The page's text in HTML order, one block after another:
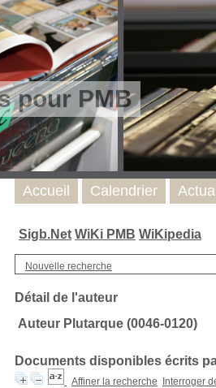
pour PMB
Sigb.Net WiKi PMB WiKipedia
Nouvelle recherche
Détail de l'auteur
Auteur Plutarque (0046-0120)
Documents disponibles écrits
Affiner la recherche Interroger
Accueil Calendrier